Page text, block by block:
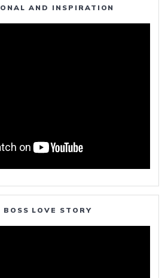
AND INSPIRATION
BOSS LOVE STORY